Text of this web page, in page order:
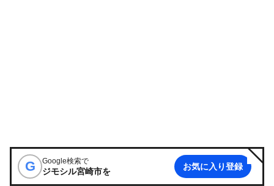
G Google検索で
ジモシル宮崎市を お気に入り登録